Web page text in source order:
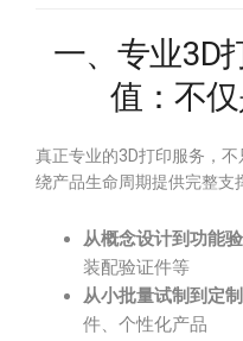
一、专业3D
值：不仅
真正专业的3D打印服务，不
绕产品生命周期提供完整支
从概念设计到功能
装配验证件等
从小批量试制到定
件、个性化产品